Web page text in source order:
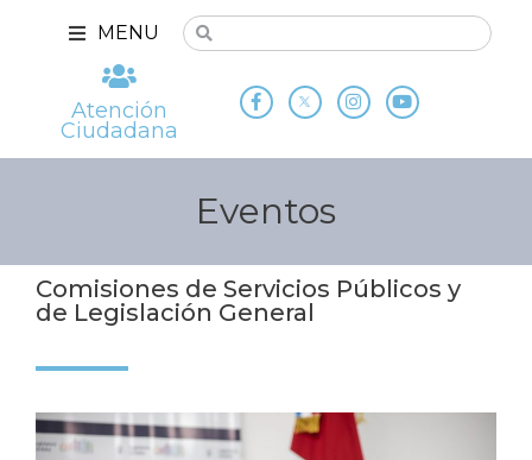
MENU
Atención
Ciudadana
Eventos
Comisiones de Servicios Públicos y
de Legislación General